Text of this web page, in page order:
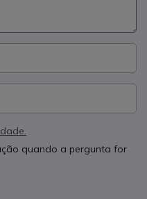
quando a pergunta for